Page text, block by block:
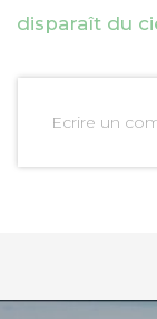
disparaît du
Ecrire un